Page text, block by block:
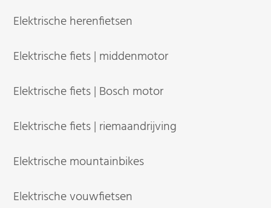
Elektrische herenfietsen
Elektrische fiets | middenmotor
Elektrische fiets | Bosch motor
Elektrische fiets | riemaandrijving
Elektrische mountainbikes
Elektrische vouwfietsen